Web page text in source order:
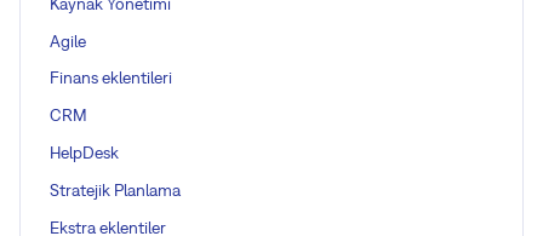
Agile
Finans eklentileri
CRM
HelpDesk
Stratejik Planlama
Ekstra eklentiler